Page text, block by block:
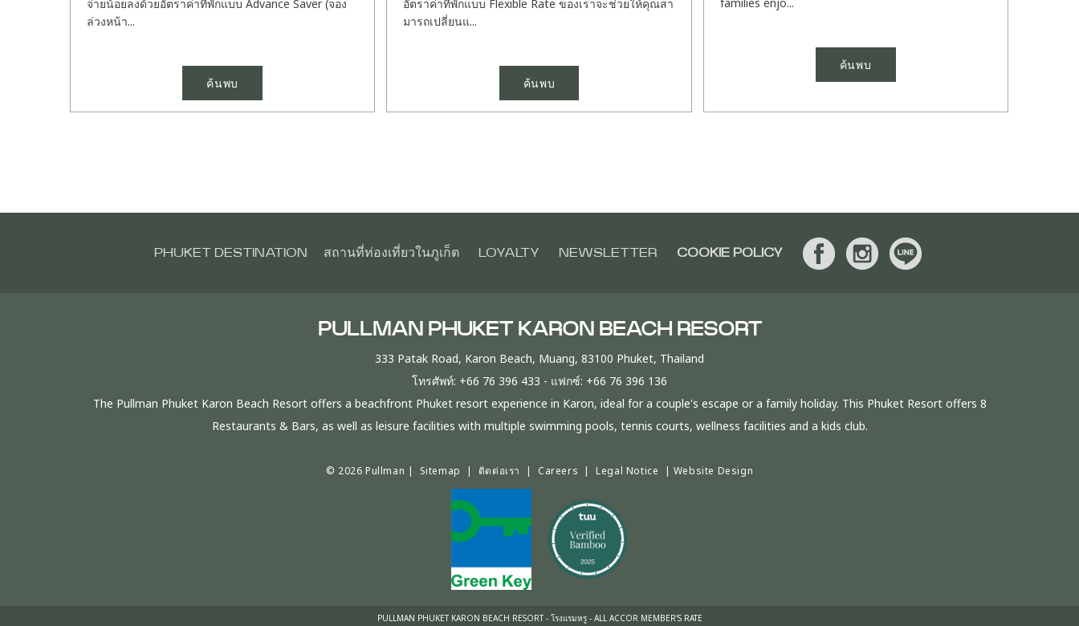
จ่ายน้อยลงด้วยอัตราค่าที่พักแบบ Advance Saver (จอง
ล่วงหน้า...
ค้นพบ
อัตราค่าที่พักแบบ Flexible Rate ของเราจะช่วยให้คุณสา
มารถเปลี่ยนแ...
ค้นพบ
families enjo...
ค้นพบ
PHUKET DESTINATION สถานที่ท่องเที่ยวในภูเก็ต LOYALTY NEWSLETTER COOKIE POLICY
PULLMAN PHUKET KARON BEACH RESORT
333 Patak Road, Karon Beach, Muang, 83100 Phuket, Thailand
โทรศัพท์: +66 76 396 433 - แฟกซ์: +66 76 396 136
The Pullman Phuket Karon Beach Resort offers a beachfront Phuket resort experience in Karon, ideal for a couple's escape or a family holiday. This Phuket Resort offers 8
Restaurants & Bars, as well as leisure facilities with multiple swimming pools, tennis courts, wellness facilities and a kids club.
© 2026 Pullman | Sitemap | ติดต่อเรา | Careers |Legal Notice | Website Design
PULLMAN PHUKET KARON BEACH RESORT - โรงแรมหรู - ALL ACCOR MEMBER'S RATE